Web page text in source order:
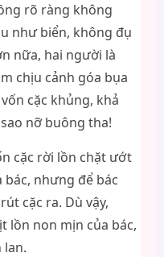
rõ ràng không
như biển, không đụ
nữa, hai người là
chịu cảnh góa bụa
cặc khủng, khả
nỡ buông tha!
cặc rời lồn chặt ướt
nhưng để bác
cặc ra. Dù vậy,
lồn non mịn của bác,
lan.